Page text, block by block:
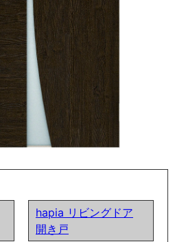
hapia リビングドア
開き戸